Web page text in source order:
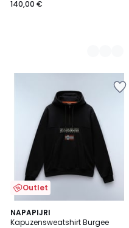
140,00 €
Outlet
NAPAPIJRI
Kapuzensweatshirt Burgee